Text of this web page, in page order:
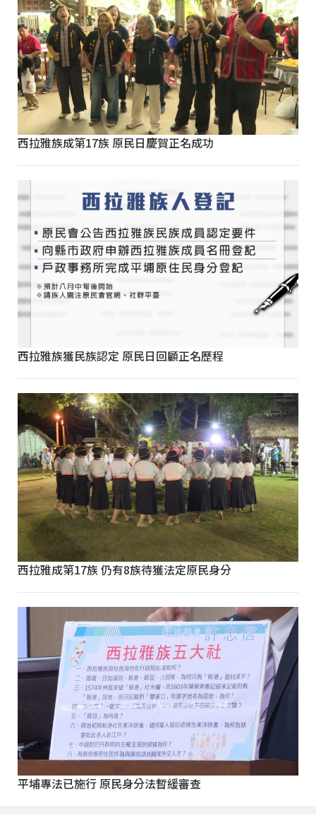
西拉雅族成第17族 原民日慶賀正名成功
西拉雅族獲民族認定 原民日回顧正名歷程
西拉雅成第17族 仍有8族待獲法定原民身分
平埔專法已施行 原民身分法暫緩審查